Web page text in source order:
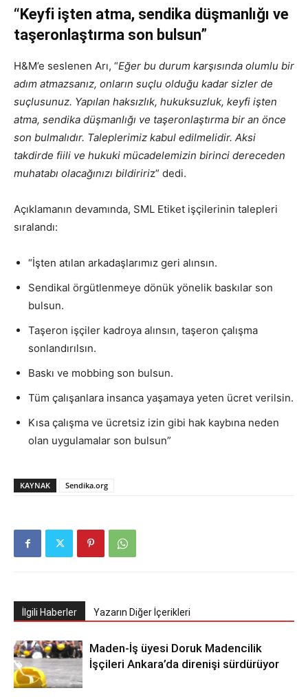
“Keyfi işten atma, sendika düşmanlığı ve
taşeronlaştırma son bulsun”
H&M’e seslenen Arı, “Eğer bu durum karşısında olumlu bir
adım atmazsanız, onların suçlu olduğu kadar sizler de
suçlusunuz. Yapılan haksızlık, hukuksuzluk, keyfi işten
atma, sendika düşmanlığı ve taşeronlaştırma bir an önce
son bulmalıdır. Taleplerimiz kabul edilmelidir. Aksi
takdirde fiili ve hukuki mücadelemizin birinci dereceden
muhatabı olacağınızı bildiririz” dedi.
Açıklamanın devamında, SML Etiket işçilerinin talepleri
sıralandı:
“İşten atılan arkadaşlarımız geri alınsın.
Sendikal örgütlenmeye dönük yönelik baskılar son
bulsun.
Taşeron işçiler kadroya alınsın, taşeron çalışma
sonlandırılsın.
Baskı ve mobbing son bulsun.
Tüm çalışanlara insanca yaşamaya yeten ücret verilsin.
Kısa çalışma ve ücretsiz izin gibi hak kaybına neden
olan uygulamalar son bulsun”
KAYNAK Sendika.org
İlgili Haberler Yazarın Diğer İçerikleri
Maden-İş üyesi Doruk Madencilik
İşçileri Ankara’da direnişi sürdürüyor